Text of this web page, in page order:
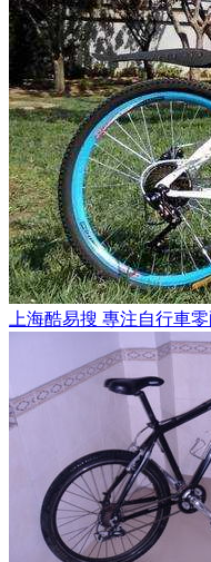
上海酷易搜 專注自行車